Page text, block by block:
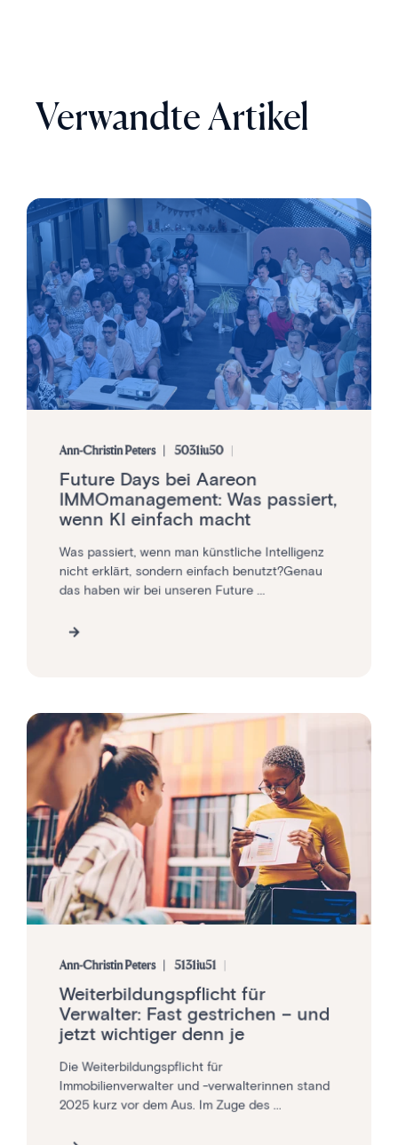
Verwandte Artikel
Ann-Christin Peters 5031iu50
Future Days bei Aareon
IMMOmanagement: Was passiert,
wenn KI einfach macht
Was passiert, wenn man künstliche Intelligenz
nicht erklärt, sondern einfach benutzt?Genau
das haben wir bei unseren Future ...
Ann-Christin Peters 5131iu51
Weiterbildungspflicht für
Verwalter: Fast gestrichen – und
jetzt wichtiger denn je
Die Weiterbildungspflicht für
Immobilienverwalter und -verwalterinnen stand
2025 kurz vor dem Aus. Im Zuge des ...